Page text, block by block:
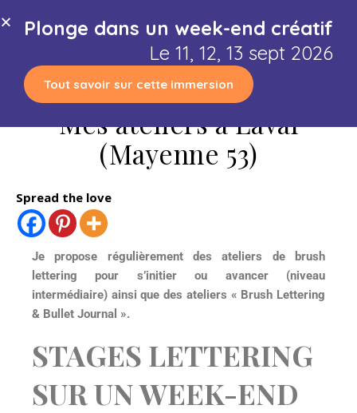
GUIDE OFFERT
Mes ateliers à Laval
(Mayenne 53)
Spread the love
Je propose régulièrement des ateliers de brush
lettering pour s’initier ou avancer (niveau
intermédiaire) ainsi que des ateliers « Brush Lettering
& Bullet Journal ».
STAGES LETTERING
SUR UN WEEK-END
Plonge dans un week-end créatif
Le 11, 12, 13 sept 2026
Tout savoir sur cette immersion